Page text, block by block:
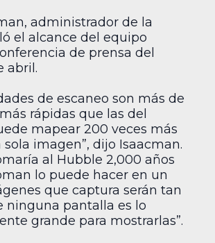
administrador de la
el alcance del equipo
de prensa del
abril.
de escaneo son más de
rápidas que las del
mapear 200 veces más
imagen”, dijo Isaacman.
al Hubble 2,000 años
lo puede hacer en un
que captura serán tan
ninguna pantalla es lo
grande para mostrarlas”.